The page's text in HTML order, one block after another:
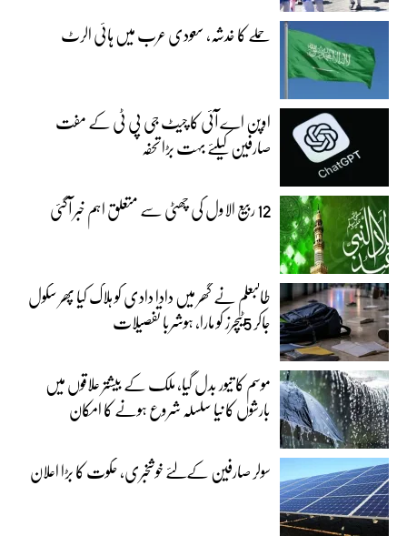
حملے کا خدشہ، سعودی عرب میں ہائی الرٹ
اوپن اے آئی کا چیٹ جی پی ٹی کے مفت
صارفین کیلئے بہت بڑا تحفہ
12 ربیع الاول کی چھٹی سے متعلق اہم خبر آگئی
طالبعلم نے گھر میں دادا دادی کو ہلاک کیا پھر سکول
جاکر 5ٹیچرز کو مارا، ہوشربا تفصیلات
موسم کا تیور بدل گیا، ملک کے بیشتر علاقوں میں
بارشوں کا نیا سلسلہ شروع ہونے کا امکان
سولر صارفین کےلئے خوشخبری، حکوت کا بڑا اعلان